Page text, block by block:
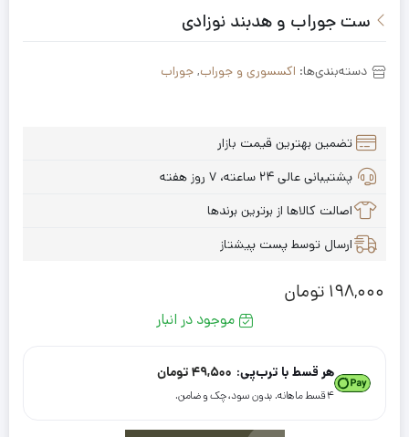
ست جوراب و هدبند نوزادی
دسته‌بندی‌ها: اکسسوری و جوراب, جوراب
تضمین بهترین قیمت بازار
پشتیبانی عالی ۲۴ ساعته، ۷ روز هفته
اصالت کالاها از برترین برندها
ارسال توسط پست پیشتاز
198,000 تومان
موجود در انبار
هر قسط با ترب‌پی: 49,500 تومان
۴ قسط ماهانه. بدون سود، چک و ضامن.